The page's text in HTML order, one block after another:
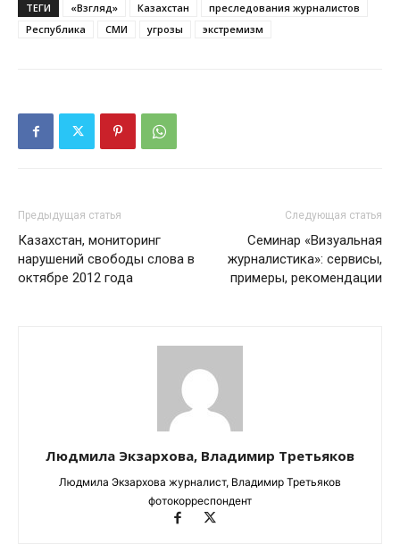
ТЕГИ «Взгляд» Казахстан
преследования журналистов
Республика
СМИ угрозы экстремизм
Предыдущая статья
Казахстан, мониторинг
нарушений свободы слова в
октябре 2012 года
Следующая статья
Семинар «Визуальная
журналистика»: сервисы,
примеры, рекомендации
Людмила Экзархова, Владимир Третьяков
Людмила Экзархова журналист, Владимир Третьяков
фотокорреспондент